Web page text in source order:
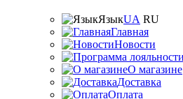
ЯзыкUA RU
Главная
Новости
О магазине
Доставка
Оплата